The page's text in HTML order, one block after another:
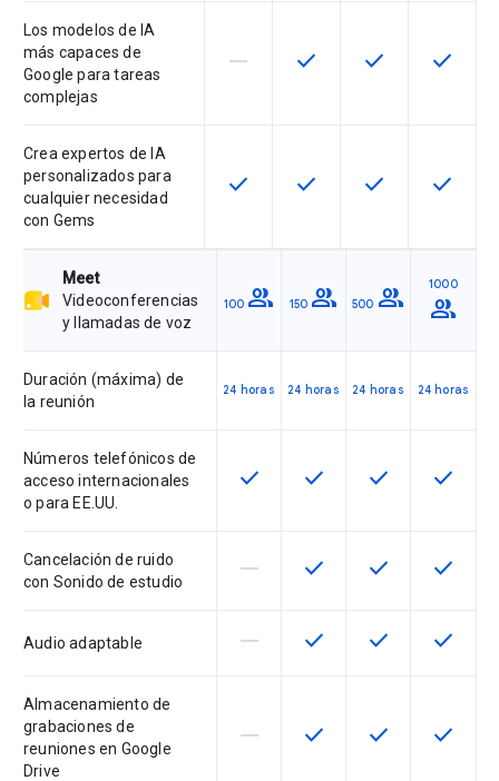
Los modelos de IA
más capaces de
Google para tareas
complejas
Esta función no está disponible en
horizontal_rule Esta función está
check Esta función
check Esta
check
Crea expertos de IA
personalizados para
cualquier necesidad
con Gems
Esta función está disponible en
check Esta función está
check Esta función
check Esta
check
Meet
Videoconferencias
y llamadas de voz
100 group 150 group 500 group 1000
group
Duración (máxima) de
la reunión
24 horas 24 horas 24 horas 24 horas
Números telefónicos de
acceso internacionales
o para EE.UU.
Esta función está disponible en
check Esta función está
check Esta función
check Esta
check
Cancelación de ruido
con Sonido de estudio
Esta función no está disponible
horizontal_rule Esta función está
check Esta función
check Esta
check
Audio adaptable Esta función no está disponible
horizontal_rule Esta función está
check Esta función
check Esta
check
Almacenamiento de
grabaciones de
reuniones en Google
Drive
Esta función no está disponible
horizontal_rule Esta función está
check Esta función
check Esta
check